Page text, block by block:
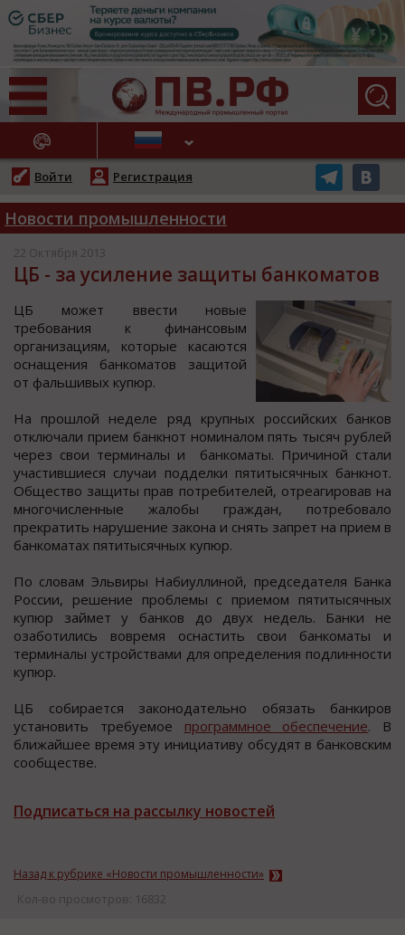
НОВОСТИ
Войти Регистрация
Новости промышленности
22 Октября 2013
ЦБ - за усиление защиты банкоматов
ЦБ может ввести новые
требования к финансовым
организациям, которые касаются
оснащения банкоматов защитой
от фальшивых купюр.
На прошлой неделе ряд крупных российских банков
отключали прием банкнот номиналом пять тысяч рублей
через свои терминалы и банкоматы. Причиной стали
участившиеся случаи подделки пятитысячных банкнот.
Общество защиты прав потребителей, отреагировав на
многочисленные жалобы граждан, потребовало
прекратить нарушение закона и снять запрет на прием в
банкоматах пятитысячных купюр.
По словам Эльвиры Набиуллиной, председателя Банка
России, решение проблемы с приемом пятитысячных
купюр займет у банков до двух недель. Банки не
озаботились вовремя оснастить свои банкоматы и
терминалы устройствами для определения подлинности
купюр.
ЦБ собирается законодательно обязать банкиров
установить требуемое программное обеспечение. В
ближайшее время эту инициативу обсудят в банковским
сообществе.
Подписаться на рассылку новостей
Назад к рубрике «Новости промышленности»
Кол-во просмотров: 16832